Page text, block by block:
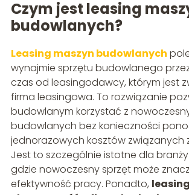
Czym jest leasing
budowlanych?
Leasing maszyn budowlanych
wynajmie sprzętu budowlanego
czas od leasingodawcy, którym jest
firma leasingowa. To rozwiązanie
budowlanym korzystać z
budowlanych bez konieczności
jednorazowych kosztów związanych
Jest to szczególnie istotne dla
gdzie nowoczesny sprzęt może
efektywność pracy. Ponadto,